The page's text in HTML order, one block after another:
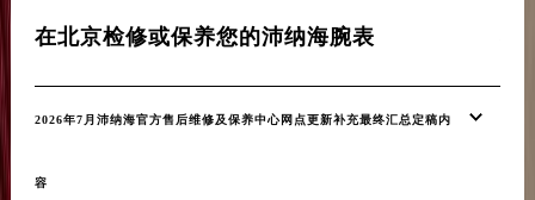
在北京检修或保养您的沛纳海腕表
2026年7月沛纳海官方售后维修及保养中心网点更新补充最终汇总定稿内
容